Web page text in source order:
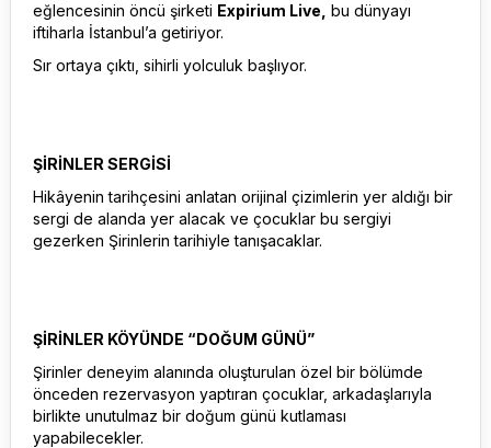
eğlencesinin öncü şirketi Expirium Live, bu dünyayı
iftiharla İstanbul’a getiriyor.
Sır ortaya çıktı, sihirli yolculuk başlıyor.
ŞİRİNLER SERGİSİ
Hikâyenin tarihçesini anlatan orijinal çizimlerin yer aldığı bir
sergi de alanda yer alacak ve çocuklar bu sergiyi
gezerken Şirinlerin tarihiyle tanışacaklar.
ŞİRİNLER KÖYÜNDE “DOĞUM GÜNÜ”
Şirinler deneyim alanında oluşturulan özel bir bölümde
önceden rezervasyon yaptıran çocuklar, arkadaşlarıyla
birlikte unutulmaz bir doğum günü kutlaması
yapabilecekler.